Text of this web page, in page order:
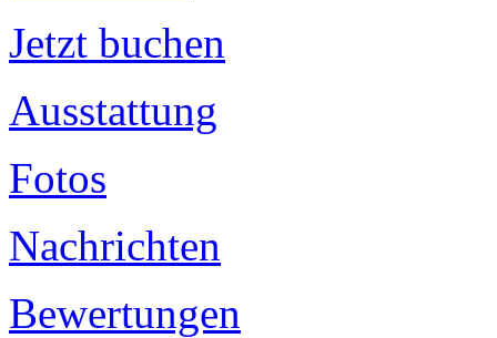
Jetzt buchen
Ausstattung
Fotos
Nachrichten
Bewertungen